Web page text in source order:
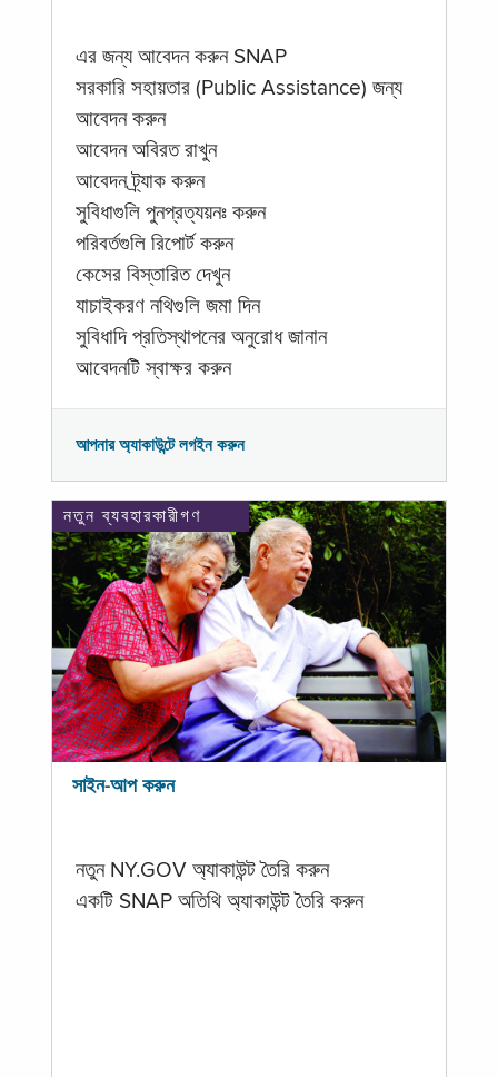
এর জন্য আবেদন করুন SNAP
সরকারি সহায়তার (Public Assistance) জন্য
আবেদন করুন
আবেদন অবিরত রাখুন
আবেদন ট্র্যাক করুন
সুবিধাগুলি পুনপ্রত্যয়নঃ করুন
পরিবর্তগুলি রিপোর্ট করুন
কেসের বিস্তারিত দেখুন
যাচাইকরণ নথিগুলি জমা দিন
সুবিধাদি প্রতিস্থাপনের অনুরোধ জানান
আবেদনটি স্বাক্ষর করুন
আপনার অ্যাকাউন্টে লগইন করুন
নতুন ব্যবহারকারীগণ
সাইন-আপ করুন
নতুন NY.GOV অ্যাকাউন্ট তৈরি করুন
একটি SNAP অতিথি অ্যাকাউন্ট তৈরি করুন